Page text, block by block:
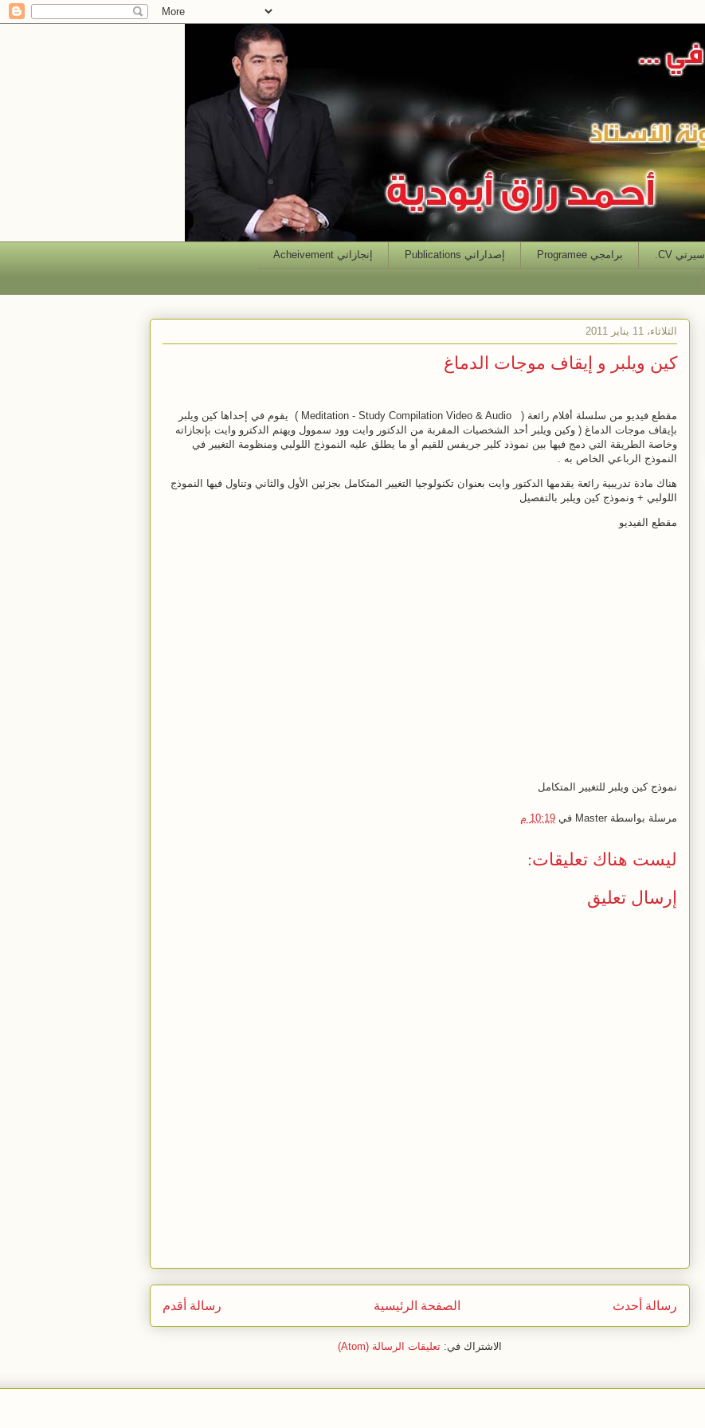
سيرتي CV. برامجي Programee إصداراتي Publications إنجازاتي Acheivement
الثلاثاء، 11 يناير 2011
كين ويلبر و إيقاف موجات الدماغ
مقطع فيديو من سلسلة أفلام رائعة ( Meditation - Study Compilation Video & Audio ) يقوم في إحداها كين ويلبر
بإيقاف موجات الدماغ ( وكين ويلبر أحد الشخصيات المقربة من الدكتور وايت وود سموول ويهتم الدكترو وايت بإنجازاته
وخاصة الطريقة التي دمج فيها بين نموذد كلير جريفس للقيم أو ما يطلق عليه النموذج اللولبي ومنظومة التغيير في
النموذج الرباعي الخاص به .
هناك مادة تدريبية رائعة يقدمها الدكتور وايت بعنوان تكنولوجيا التغيير المتكامل بجزئين الأول والثاني وتناول فيها النموذج
اللولبي + ونموذج كين ويلبر بالتفصيل
مقطع الفيديو
نموذج كين ويلبر للتغيير المتكامل
مرسلة بواسطة Master في 10:19 م
ليست هناك تعليقات:
إرسال تعليق
رسالة أحدث رسالة أقدم الصفحة الرئيسية
الاشتراك في: تعليقات الرسالة (Atom)